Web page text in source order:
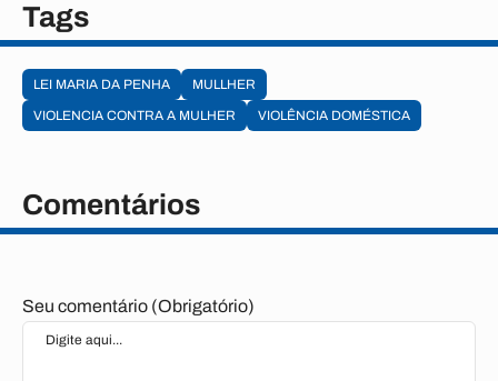
Tags
LEI MARIA DA PENHA
MULLHER
VIOLENCIA CONTRA A MULHER
VIOLÊNCIA DOMÉSTICA
Comentários
Seu comentário (Obrigatório)